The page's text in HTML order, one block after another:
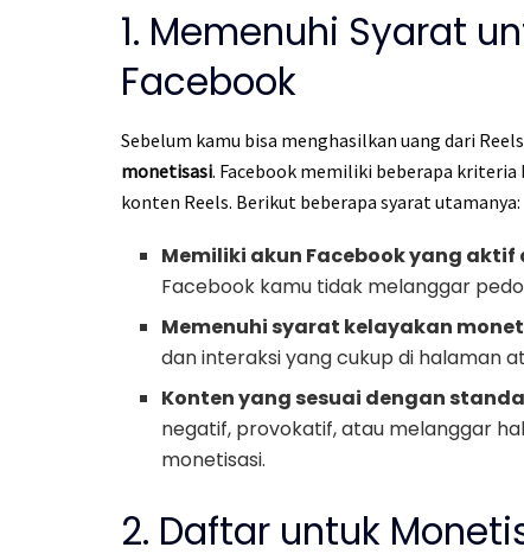
1. Memenuhi Syarat
Facebook
Sebelum kamu bisa menghasilkan uang dari
monetisasi. Facebook memiliki beberapa
konten Reels. Berikut beberapa syarat utamanya:
Memiliki akun Facebook yang
Facebook kamu tidak melanggar
Memenuhi syarat kelayakan
dan interaksi yang cukup di halaman
Konten yang sesuai dengan
negatif, provokatif, atau melanggar
monetisasi.
2. Daftar untuk